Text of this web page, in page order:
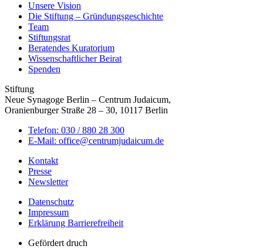
Unsere Vision
Die Stiftung – Gründungsgeschichte
Team
Stiftungsrat
Beratendes Kuratorium
Wissenschaftlicher Beirat
Spenden
Stiftung
Neue Synagoge Berlin – Centrum Judaicum,
Oranienburger Straße 28 – 30, 10117 Berlin
Telefon: 030 / 880 28 300
E-Mail: office@centrumjudaicum.de
Kontakt
Presse
Newsletter
Datenschutz
Impressum
Erklärung Barrierefreiheit
Gefördert druch